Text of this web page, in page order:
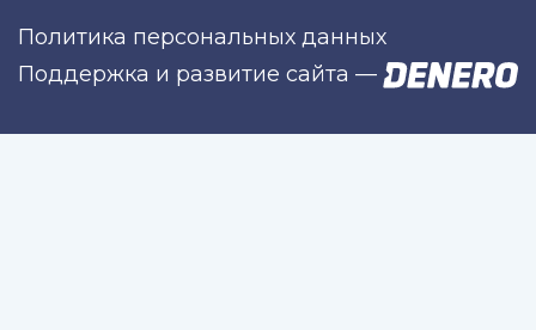
Политика персональных данных
Поддержка и развитие сайта —